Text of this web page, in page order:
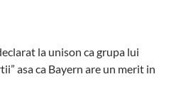
la unison ca grupa lui
asa ca Bayern are un merit in